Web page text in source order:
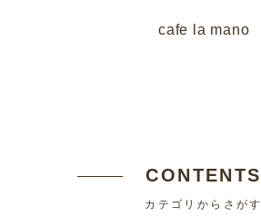
cafe la mano
CONTENTS
カテゴリからさがす